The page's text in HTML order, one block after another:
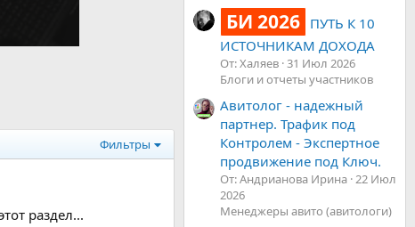
Фильтры
раздел...
БИ 2026 ПУТЬ К 10
ИСТОЧНИКАМ ДОХОДА
От: Халяев 31 Июл 2026
Блоги и отчеты участников
Авитолог - надежный
партнер. Трафик под
Контролем - Экспертное
продвижение под Ключ.
От: Андрианова Ирина 22 Июл
2026
Менеджеры авито (авитологи)